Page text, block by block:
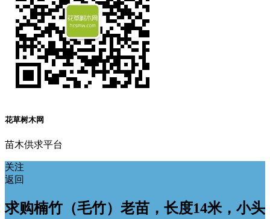
花草树木网
苗木供求平台
关注
返回
求购楠竹（毛竹）老苗，长度14米，小头